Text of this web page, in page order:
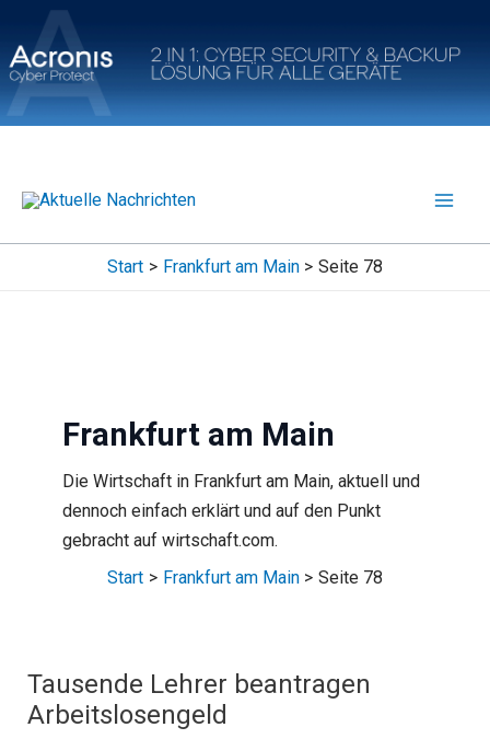
Inhalt
springen
Start Frankfurt am Main Seite 78
Frankfurt am Main
Die Wirtschaft in Frankfurt am Main, aktuell und
dennoch einfach erklärt und auf den Punkt
gebracht auf wirtschaft.com.
Start
Frankfurt am Main Seite 78
Tausende Lehrer beantragen
Arbeitslosengeld